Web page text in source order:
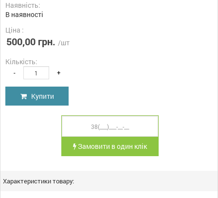
Наявність:
В наявності
Ціна :
500,00 грн. /шт
Кількість:
- +
Купити
Замовити в один клік
Характеристики товару: